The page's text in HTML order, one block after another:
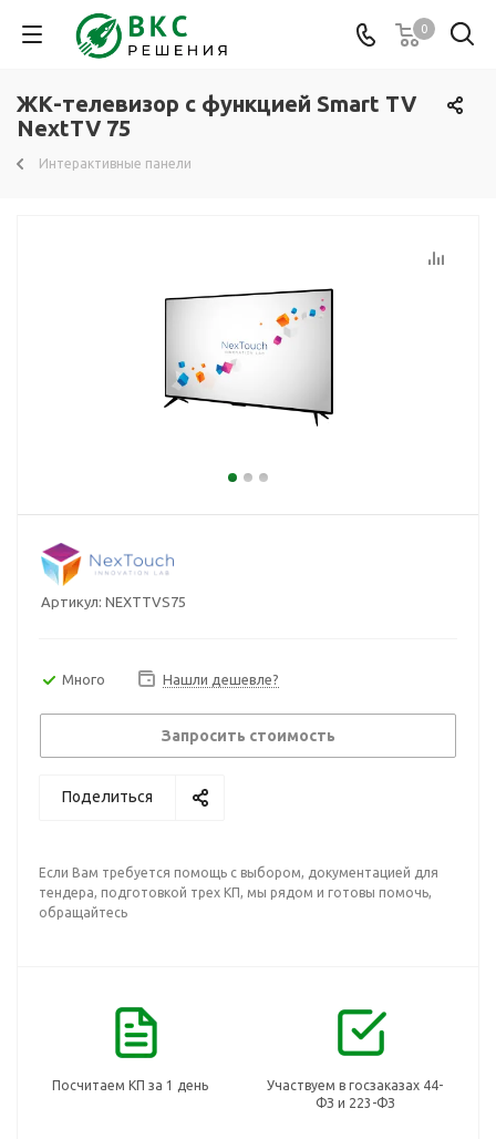
0
ЖК-телевизор с функцией Smart TV
NextTV 75
Интерактивные панели
Артикул: NEXTTVS75
Много Нашли дешевле?
Запросить стоимость
Поделиться
Если Вам требуется помощь с выбором, документацией для
тендера, подготовкой трех КП, мы рядом и готовы помочь,
обращайтесь
Посчитаем КП за 1 день
Участвуем в госзаказах 44-
ФЗ и 223-ФЗ